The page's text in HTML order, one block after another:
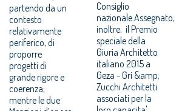
partendo da un
contesto
relativamente
periferico, di
proporre
progetti di
grande rigore e
coerenza;
mentre le due
Consiglio
nazionale.Assegnato,
inoltre, il Premio
speciale della
Giuria Architetto
italiano 2015 a
Geza - Gri &amp;
Zucchi Architetti
associati per la